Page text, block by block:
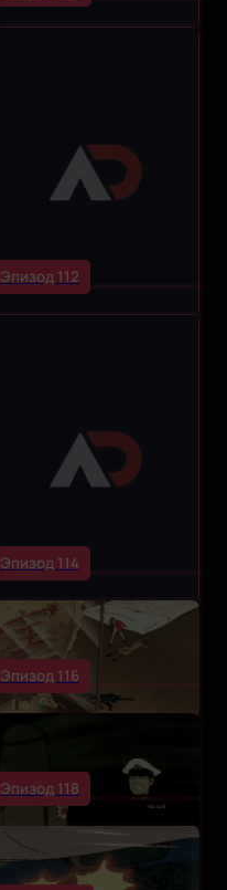
Эпизод 112
Эпизод 114
Эпизод 116
Эпизод 118